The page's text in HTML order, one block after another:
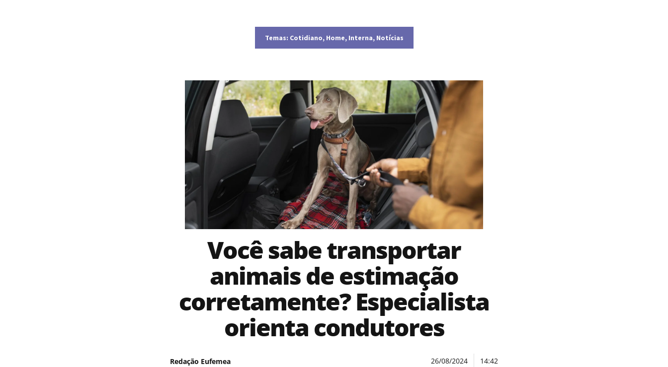
Temas: Cotidiano, Home, Interna, Notícias
Você sabe transportar
animais de estimação
corretamente? Especialista
orienta condutores
Redação Eufemea 26/08/2024 14:42